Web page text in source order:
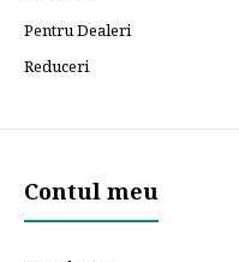
Pentru Dealeri
Reduceri
Contul meu